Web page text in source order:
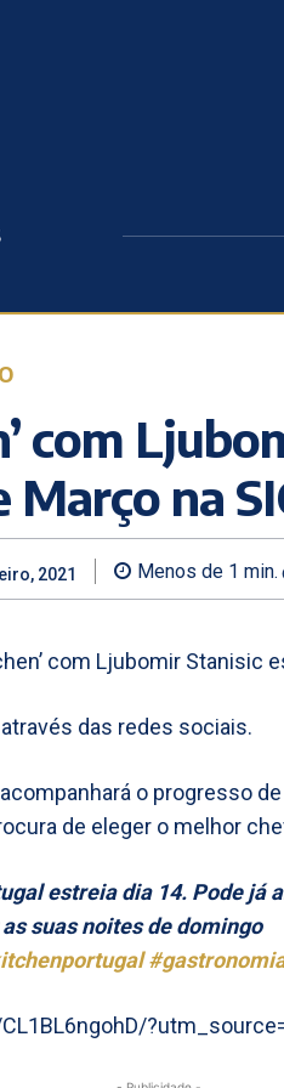
com
Março na
2021 Menos de 1 min.
com Ljubomir Stanisic
das redes sociais.
o progresso
de eleger o melhor
estreia dia 14. Pode já
suas noites de domingo